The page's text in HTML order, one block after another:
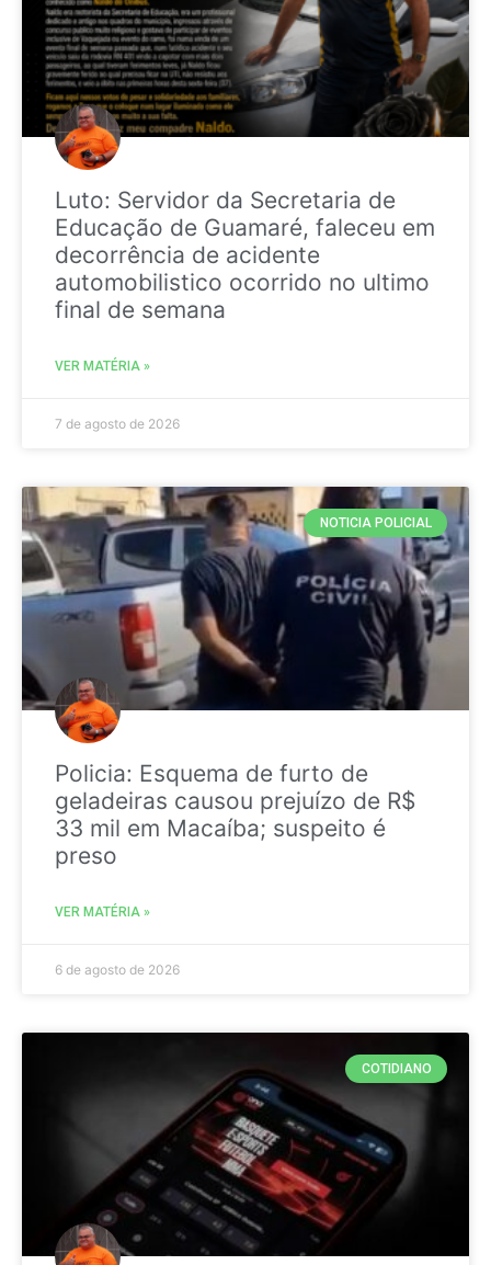
Luto: Servidor da Secretaria de
Educação de Guamaré, faleceu em
decorrência de acidente
automobilistico ocorrido no ultimo
final de semana
VER MATÉRIA »
7 de agosto de 2026
NOTICIA POLICIAL
Policia: Esquema de furto de
geladeiras causou prejuízo de R$
33 mil em Macaíba; suspeito é
preso
VER MATÉRIA »
6 de agosto de 2026
COTIDIANO